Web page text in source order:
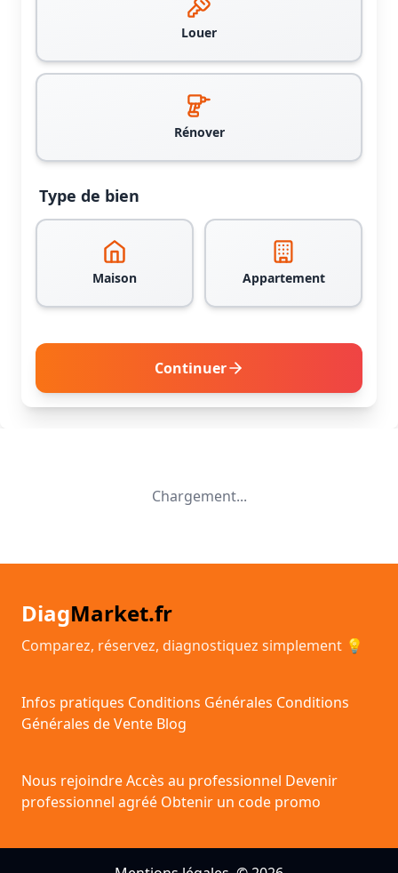
Louer
Rénover
Type de bien
Maison Appartement
Continuer
Chargement...
DiagMarket.fr
Comparez, réservez, diagnostiquez simplement 💡
Infos pratiques Conditions Générales Conditions
Générales de Vente Blog
Nous rejoindreAccès au professionnel Devenir
professionnel agréé Obtenir un code promo